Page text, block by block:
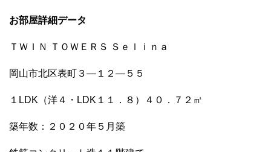
お部屋詳細データ
ＴＷＩＮ ＴＯＷＥＲＳ Ｓｅｌｉｎａ
岡山市北区表町３―１２―５５
１LDK（洋４・LDK１１．８）４０．７２㎡
築年数：２０２０年５月築